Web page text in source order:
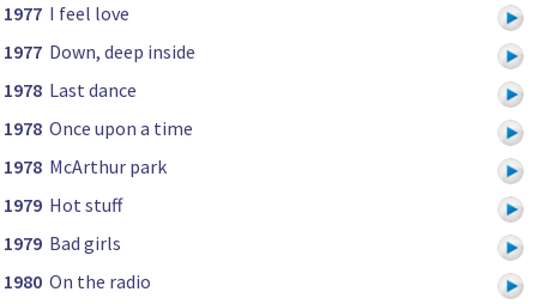
1977 I feel love
1977 Down, deep inside
1978 Last dance
1978 Once upon a time
1978 McArthur park
1979 Hot stuff
1979 Bad girls
1980 On the radio